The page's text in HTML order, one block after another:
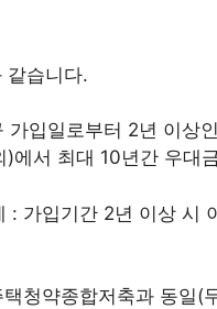
같습니다.
입일로부터 2년 이상
)에서 최대 10년간 우대
: 가입기간 2년 이상 시
청약종합저축과 동일(